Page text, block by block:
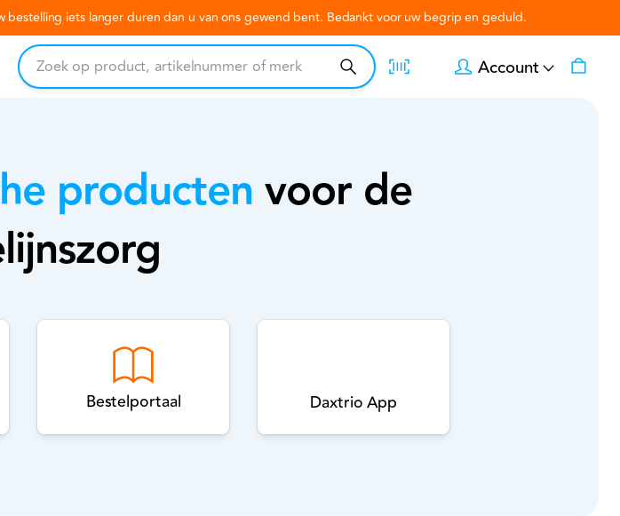
iets langer duren dan u van ons gewend bent. Bedankt voor uw begrip en geduld.
Account
productenvoor de
Bestelportaal Daxtrio App